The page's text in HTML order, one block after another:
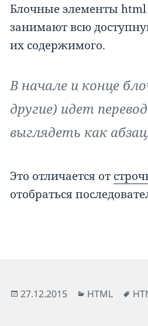
Блочные элементы
занимают всю
их содержимого.
В начале и конце
другие) идет
выглядеть как
Это отличается от
отобраться
Опубликовано
27.12.2015 Рубрики
HTML